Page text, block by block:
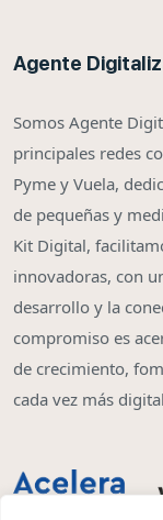
Agente
Somos Agente
principales redes
Pyme y Vuela,
de pequeñas y
Kit Digital,
innovadoras, con
desarrollo y la
compromiso es
de crecimiento,
cada vez más